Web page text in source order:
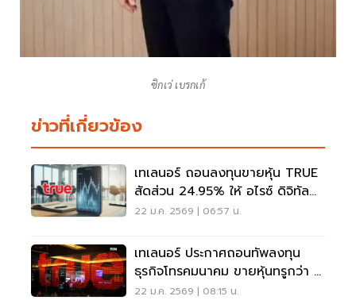
ซิกเว่ เบรกเก้
ข่าวที่เกี่ยวข้อง
เทเลนอร์ ถอนลงทุนขายหุ้น TRUE
สัดส่วน 24.95% ให้ อไรซ์ ดิจิทัล
ของศุภชัย เจียรวนนท์
22 ม.ค. 2569 | 06:57 น.
เทเลนอร์ ประกาศถอนทัพลงทุน
ธุรกิจโทรคมนาคม ขายหุ้นทรูกว่า 1
แสนล้าน ให้ 'ศุภชัย'
22 ม.ค. 2569 | 08:15 น.